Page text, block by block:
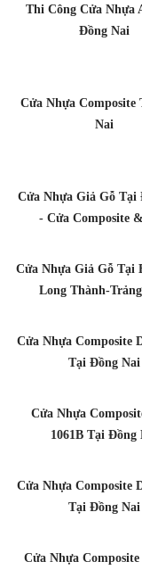
Thi Công Cửa Nhựa
Đồng Nai
Cửa Nhựa Composite
Nai
Cửa Nhựa Giả Gỗ Tại
- Cửa Composite
Cửa Nhựa Giả Gỗ Tại
Long Thành-
Cửa Nhựa Composite
Tại Đồng Nai
Cửa Nhựa
1061B Tại Đồng
Cửa Nhựa Composite
Tại Đồng Nai
Cửa Nhựa